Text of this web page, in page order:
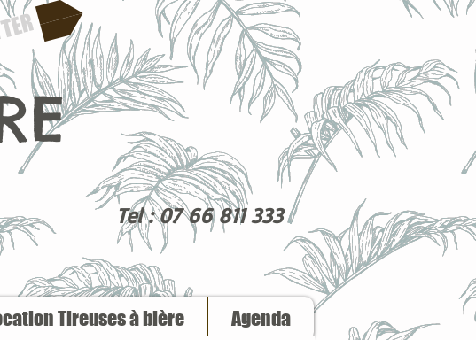
Tel : 07 66 811 333
Tireuses à bière Agenda